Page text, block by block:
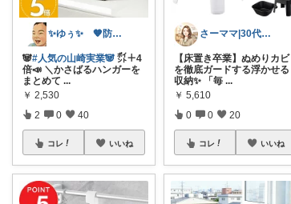
✨ゆぅ✨ 🧡防災グッズ強化中🎒♥
🐼#人気の山崎実業🐼 ㌽＋4
倍📣 ＼かさばるハンガーを
まとめて ...
￥ 2,530
2 0 40
コレ いいね
さーママ|30代小2女児ママ🎀
【床置き卒業】ぬめりカビ
を徹底ガードする浮かせる
収納✨ 「毎 ...
￥ 5,610
0 0 20
コレ いいね